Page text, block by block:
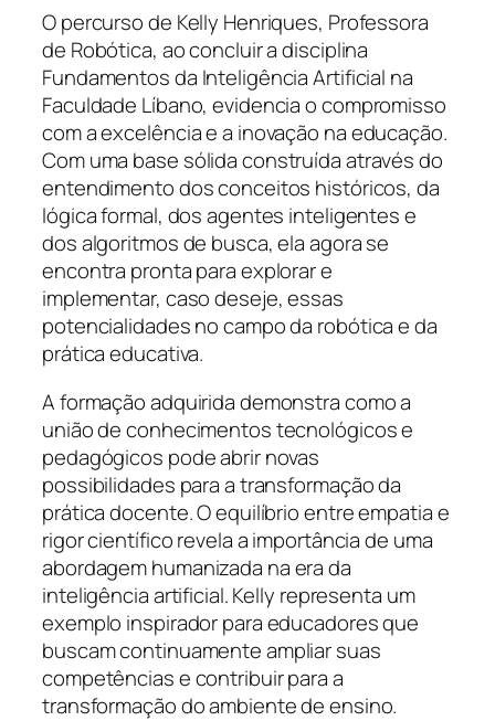
O percurso de Kelly Henriques, Professora
de Robótica, ao concluir a disciplina
Fundamentos da Inteligência Artificial na
Faculdade Líbano, evidencia o compromisso
com a excelência e a inovação na educação.
Com uma base sólida construída através do
entendimento dos conceitos históricos, da
lógica formal, dos agentes inteligentes e
dos algoritmos de busca, ela agora se
encontra pronta para explorar e
implementar, caso deseje, essas
potencialidades no campo da robótica e da
prática educativa.
A formação adquirida demonstra como a
união de conhecimentos tecnológicos e
pedagógicos pode abrir novas
possibilidades para a transformação da
prática docente. O equilíbrio entre empatia e
rigor científico revela a importância de uma
abordagem humanizada na era da
inteligência artificial. Kelly representa um
exemplo inspirador para educadores que
buscam continuamente ampliar suas
competências e contribuir para a
transformação do ambiente de ensino.